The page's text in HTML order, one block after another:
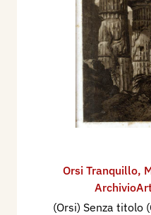
Orsi Tranquillo,
(Orsi) Senza titolo